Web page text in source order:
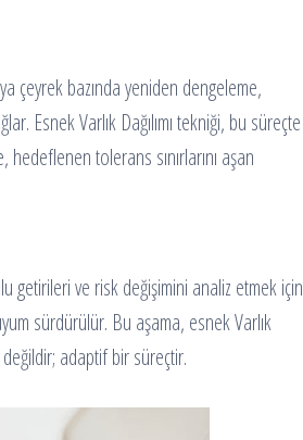
çeyrek bazında yeniden dengeleme,
Esnek Varlık Dağılımı tekniği, bu süreçte
hedeflenen tolerans sınırlarını aşan
getirileri ve risk değişimini analiz etmek için
sürdürülür. Bu aşama, esnek Varlık
adaptif bir süreçtir.